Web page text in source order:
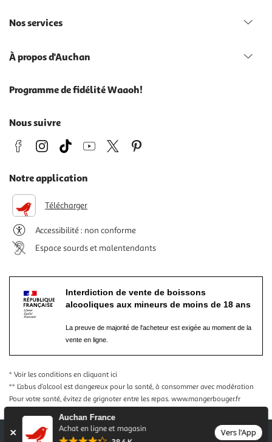
Auchan France
Achat en ligne et magasin
Vers l'App
Nos services
À propos d'Auchan
Programme de fidélité Waaoh!
Nous suivre
Notre application
Télécharger
Accessibilité : non conforme
Espace sourds et malentendants
Interdiction de vente de boissons
alcooliques aux mineurs de moins de 18 ans
La preuve de majorité de l'acheteur est exigée au moment de la
vente en ligne.
* Voir les conditions en cliquant ici
** L’abus d’alcool est dangereux pour la santé, à consommer avec modération
Pour votre santé, évitez de grignoter entre les repas. www.mangerbouger.fr